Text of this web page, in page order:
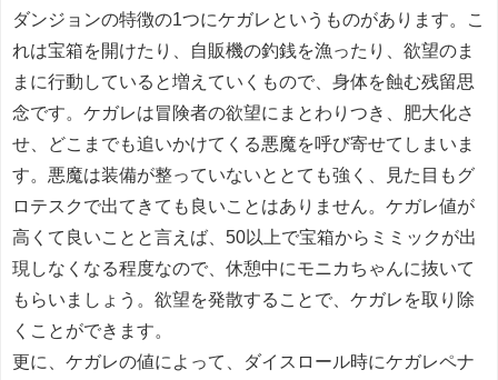
ダンジョンの特徴の1つにケガレというものがあります。こ
れは宝箱を開けたり、自販機の釣銭を漁ったり、欲望のま
まに行動していると増えていくもので、身体を蝕む残留思
念です。ケガレは冒険者の欲望にまとわりつき、肥大化さ
せ、どこまでも追いかけてくる悪魔を呼び寄せてしまいま
す。悪魔は装備が整っていないととても強く、見た目もグ
ロテスクで出てきても良いことはありません。ケガレ値が
高くて良いことと言えば、50以上で宝箱からミミックが出
現しなくなる程度なので、休憩中にモニカちゃんに抜いて
もらいましょう。欲望を発散することで、ケガレを取り除
くことができます。
更に、ケガレの値によって、ダイスロール時にケガレペナ